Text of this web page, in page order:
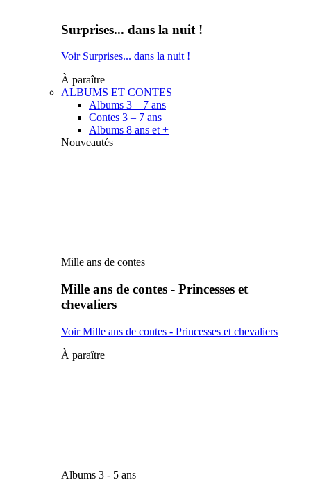
Surprises... dans la nuit !
Voir Surprises... dans la nuit !
À paraître
ALBUMS ET CONTES
Albums 3 – 7 ans
Contes 3 – 7 ans
Albums 8 ans et +
Nouveautés
Mille ans de contes
Mille ans de contes - Princesses et
chevaliers
Voir Mille ans de contes - Princesses et chevaliers
À paraître
Albums 3 - 5 ans